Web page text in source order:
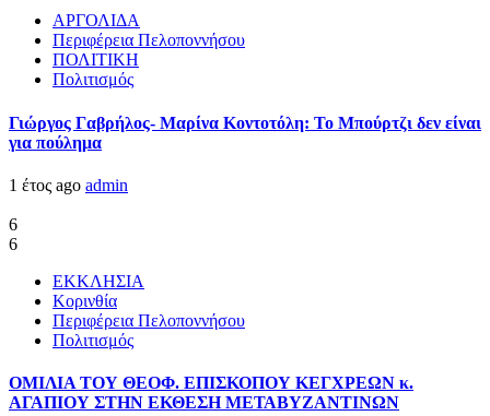
ΑΡΓΟΛΙΔΑ
Περιφέρεια Πελοποννήσου
ΠΟΛΙΤΙΚΗ
Πολιτισμός
Γιώργος Γαβρήλος- Μαρίνα Κοντοτόλη: Το Μπούρτζι δεν είναι
για πούλημα
1 έτος ago admin
6
6
ΕΚΚΛΗΣΙΑ
Κορινθία
Περιφέρεια Πελοποννήσου
Πολιτισμός
ΟΜΙΛΙΑ ΤΟΥ ΘΕΟΦ. ΕΠΙΣΚΟΠΟΥ ΚΕΓΧΡΕΩΝ κ.
ΑΓΑΠΙΟΥ ΣΤΗΝ ΕΚΘΕΣΗ ΜΕΤΑΒΥΖΑΝΤΙΝΩΝ